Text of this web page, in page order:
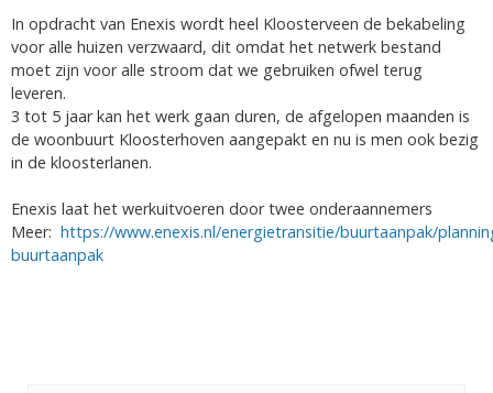
In opdracht van Enexis wordt heel Kloosterveen de bekabeling
voor alle huizen verzwaard, dit omdat het netwerk bestand
moet zijn voor alle stroom dat we gebruiken ofwel terug
leveren.
3 tot 5 jaar kan het werk gaan duren, de afgelopen maanden is
de woonbuurt Kloosterhoven aangepakt en nu is men ook bezig
in de kloosterlanen.
Enexis laat het werkuitvoeren door twee onderaannemers
Meer: https://www.enexis.nl/energietransitie/buurtaanpak/
buurtaanpak